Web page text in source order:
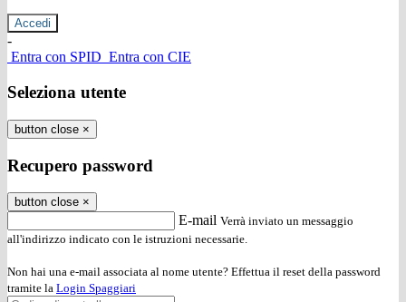
-
Entra con SPID Entra con CIE
Seleziona utente
button close ×
Recupero password
button close ×
E-mail Verrà inviato un messaggio
all'indirizzo indicato con le istruzioni necessarie.
Non hai una e-mail associata al nome utente? Effettua il reset della password
tramite la Login Spaggiari